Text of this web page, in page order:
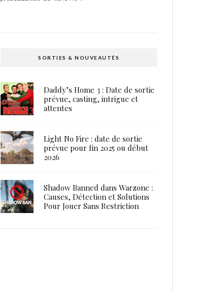
SORTIES & NOUVEAUTÉS
Daddy’s Home 3 : Date de sortie
prévue, casting, intrigue et
attentes
Light No Fire : date de sortie
prévue pour fin 2025 ou début
2026
Shadow Banned dans Warzone :
Causes, Détection et Solutions
Pour Jouer Sans Restriction